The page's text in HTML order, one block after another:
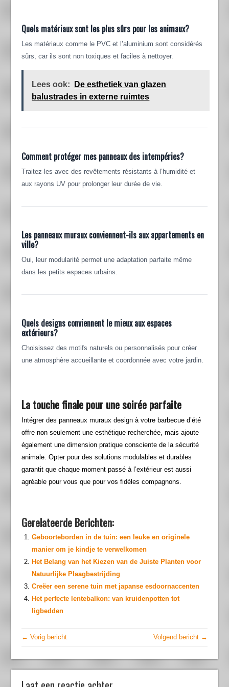
Quels matériaux sont les plus sûrs pour les animaux?
Les matériaux comme le PVC et l’aluminium sont considérés
sûrs, car ils sont non toxiques et faciles à nettoyer.
Lees ook:
De esthetiek van glazen
balustrades in externe ruimtes
Comment protéger mes panneaux des intempéries?
Traitez-les avec des revêtements résistants à l’humidité et
aux rayons UV pour prolonger leur durée de vie.
Les panneaux muraux conviennent-ils aux appartements en
ville?
Oui, leur modularité permet une adaptation parfaite même
dans les petits espaces urbains.
Quels designs conviennent le mieux aux espaces
extérieurs?
Choisissez des motifs naturels ou personnalisés pour créer
une atmosphère accueillante et coordonnée avec votre jardin.
La touche finale pour une soirée parfaite
Intégrer des panneaux muraux design à votre barbecue d’été
offre non seulement une esthétique recherchée, mais ajoute
également une dimension pratique consciente de la sécurité
animale. Opter pour des solutions modulables et durables
garantit que chaque moment passé à l’extérieur est aussi
agréable pour vous que pour vos fidèles compagnons.
Gerelateerde Berichten:
Geboorteborden in de tuin: een leuke en originele
manier om je kindje te verwelkomen
Het Belang van het Kiezen van de Juiste Planten voor
Natuurlijke Plaagbestrijding
Creëer een serene tuin met japanse esdoornaccenten
Het perfecte lentebalkon: van kruidenpotten tot
ligbedden
← Vorig bericht Volgend bericht →